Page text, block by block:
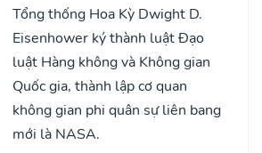
Tổng thống Hoa Kỳ Dwight D.
Eisenhower ký thành luật Đạo
luật Hàng không và Không gian
Quốc gia, thành lập cơ quan
không gian phi quân sự liên bang
mới là NASA.